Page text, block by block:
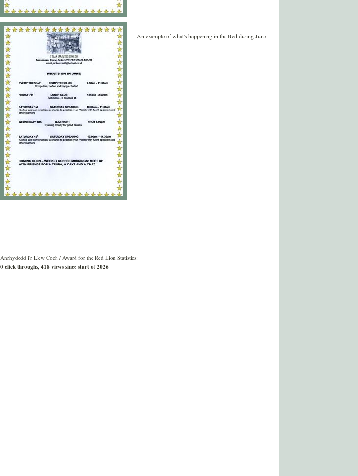
An example of what's happening in the Red during June
Anrhydedd i'r Llew Coch / Award for the Red Lion Statistics:
0 click throughs, 418 views since start of 2026